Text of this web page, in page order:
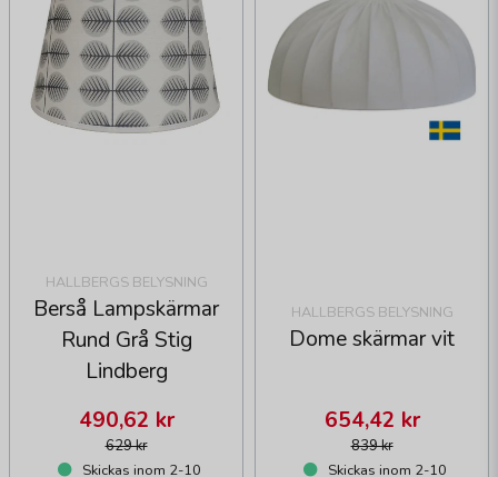
HALLBERGS BELYSNING
Berså Lampskärmar
Rund Grå Stig
Lindberg
629 kr
490,62 kr
Skickas inom 2-10
HALLBERGS BELYSNING
Dome skärmar vit
839 kr
654,42 kr
Skickas inom 2-10